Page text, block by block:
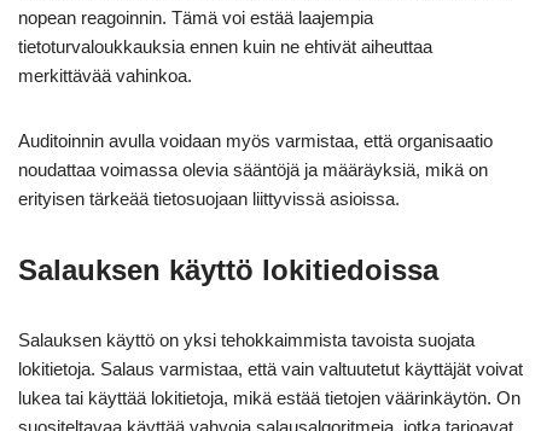
nopean reagoinnin. Tämä voi estää laajempia
tietoturvaloukkauksia ennen kuin ne ehtivät aiheuttaa
merkittävää vahinkoa.
Auditoinnin avulla voidaan myös varmistaa, että organisaatio
noudattaa voimassa olevia sääntöjä ja määräyksiä, mikä on
erityisen tärkeää tietosuojaan liittyvissä asioissa.
Salauksen käyttö lokitiedoissa
Salauksen käyttö on yksi tehokkaimmista tavoista suojata
lokitietoja. Salaus varmistaa, että vain valtuutetut käyttäjät voivat
lukea tai käyttää lokitietoja, mikä estää tietojen väärinkäytön. On
suositeltavaa käyttää vahvoja salausalgoritmeja, jotka tarjoavat